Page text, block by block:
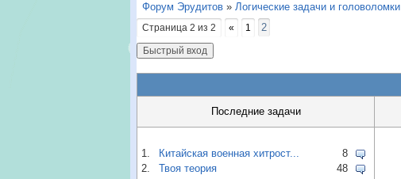
Форум Эрудитов » Логические задачи и головоломки
Страница 2 из 2 « 1
2
Последние задачи
1. Китайская военная хитрост...
8
2.
Твоя теория
48